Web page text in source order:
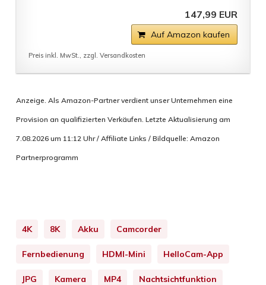
147,99 EUR
Auf Amazon kaufen
Preis inkl. MwSt., zzgl. Versandkosten
Anzeige. Als Amazon-Partner verdient unser Unternehmen eine
Provision an qualifizierten Verkäufen. Letzte Aktualisierung am
7.08.2026 um 11:12 Uhr / Affiliate Links / Bildquelle: Amazon
Partnerprogramm
4K 8K Akku Camcorder
Fernbedienung HDMI-Mini HelloCam-App
JPG Kamera MP4 Nachtsichtfunktion